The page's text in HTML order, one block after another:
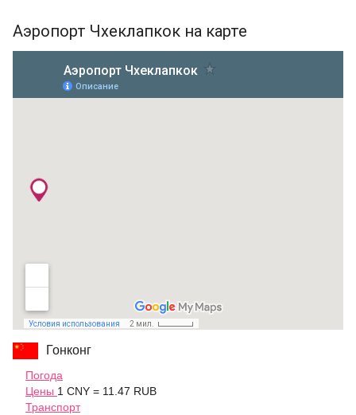
Аэропорт Чхеклапкок на карте
Гонконг
Погода
Цены 1 CNY = 11.47 RUB
Транспорт